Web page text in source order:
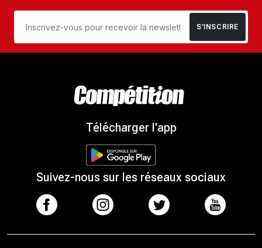
S’INSCRIRE
Télécharger l'app
Suivez-nous sur les réseaux sociaux